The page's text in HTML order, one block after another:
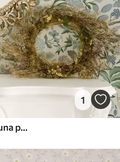
1
Flores y follaje en tonos pastel en una paleta de colores azul menta